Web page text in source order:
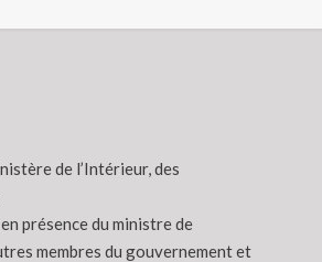
de l’Intérieur, des
présence du ministre de
membres du gouvernement et